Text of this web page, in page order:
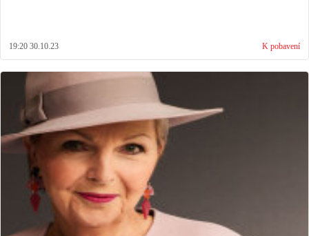
19:20 30.10.23 K pobavení